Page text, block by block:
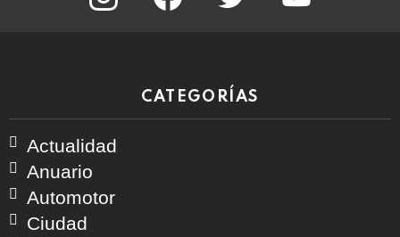
CATEGORÍAS
Actualidad
Anuario
Automotor
Ciudad